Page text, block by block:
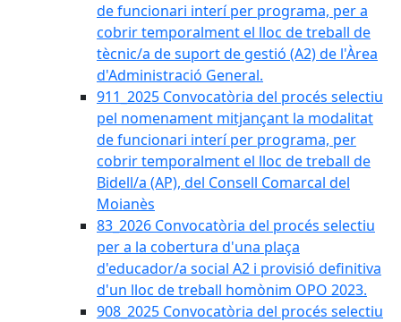
de funcionari interí per programa, per a
cobrir temporalment el lloc de treball de
tècnic/a de suport de gestió (A2) de l'Àrea
d'Administració General.
911_2025 Convocatòria del procés selectiu
pel nomenament mitjançant la modalitat
de funcionari interí per programa, per
cobrir temporalment el lloc de treball de
Bidell/a (AP), del Consell Comarcal del
Moianès
83_2026 Convocatòria del procés selectiu
per a la cobertura d'una plaça
d'educador/a social A2 i provisió definitiva
d'un lloc de treball homònim OPO 2023.
908_2025 Convocatòria del procés selectiu